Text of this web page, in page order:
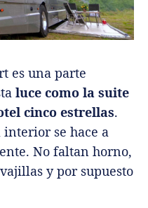
es una parte
luce como la suite
cinco estrellas.
interior se hace a
No faltan horno,
y por supuesto